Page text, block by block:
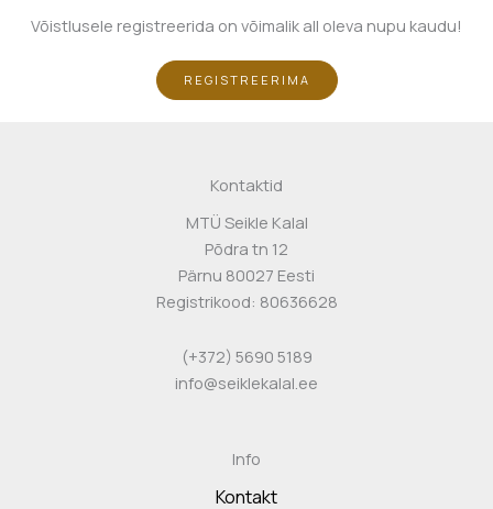
Võistlusele registreerida on võimalik all oleva nupu kaudu!
REGISTREERIMA
Kontaktid
MTÜ Seikle Kalal
Põdra tn 12
Pärnu 80027 Eesti
Registrikood: 80636628
(+372) 5690 5189
info@seiklekalal.ee
Info
Kontakt